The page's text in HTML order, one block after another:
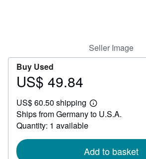
Seller Image
Buy Used
Price
49.84
US$ 49.84
US$ 60.50 shipping
Learn
more
Ships from Germany to U.S.A.
Quantity: 1 available
Add to basket